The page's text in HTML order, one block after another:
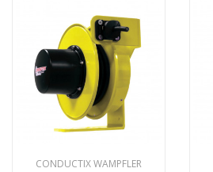
CONDUCTIX WAMPFLER